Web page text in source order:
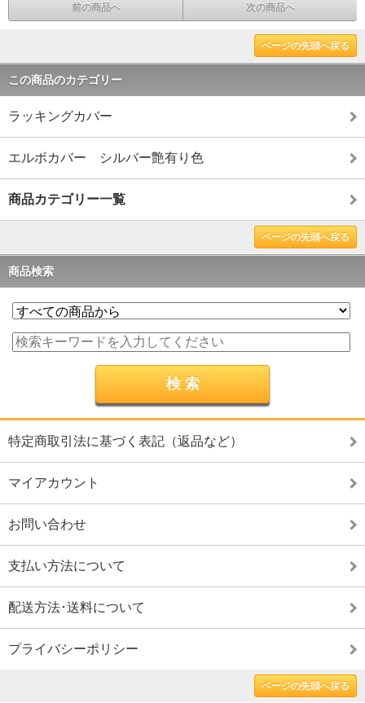
前の商品へ 次の商品へ
ページの先頭へ戻る
この商品のカテゴリー
ラッキングカバー
エルボカバー シルバー艶有り色
商品カテゴリー一覧
ページの先頭へ戻る
商品検索
特定商取引法に基づく表記（返品など）
マイアカウント
お問い合わせ
支払い方法について
配送方法･送料について
プライバシーポリシー
ページの先頭へ戻る